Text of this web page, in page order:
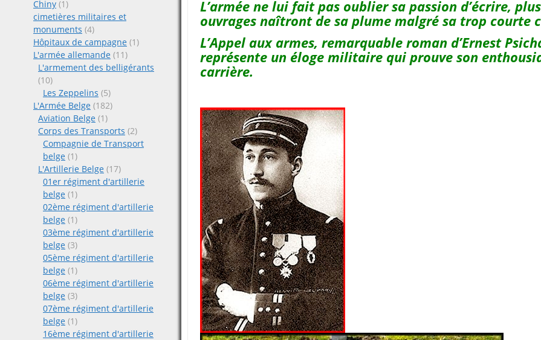
Chiny (1)
cimetières militaires et
monuments (4)
Hôpitaux de campagne (1)
L'armée allemande (11)
L'armement des belligérants
(10)
Les Zeppelins (5)
L'Armée Belge (182)
Aviation Belge (1)
Corps des Transports (2)
Compagnie de Transport
belge (1)
L'Artillerie Belge (17)
01er régiment d'artillerie
belge (1)
02ème régiment d'artillerie
belge (1)
03ème régiment d'artillerie
belge (3)
05ème régiment d'artillerie
belge (1)
06ème régiment d'artillerie
belge (3)
07ème régiment d'artillerie
belge (1)
16ème régiment d'artillerie
L’armée ne lui fait pas oublier sa passion d’écrire,
ouvrages naîtront de sa plume malgré sa trop courte
L’Appel aux armes, remarquable roman d’Ernest
représente un éloge militaire qui prouve son
carrière.